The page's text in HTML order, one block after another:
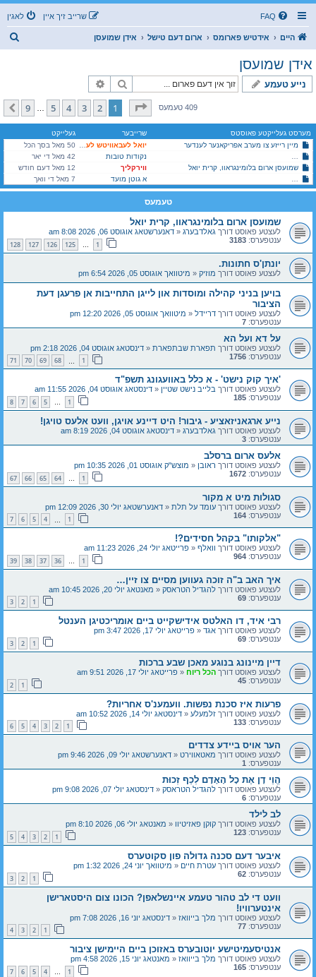
FAQ לאגין שרייב זיך איין
היים אידטיש פארומס ארום דעם טישל אידן שמועסן
אידן שמועסן
נייע טעמע זוך
409 טעמעס בלאט פון9
1
2
3
4
5
9
קומענדיגע
מערסט געלייקטע פאוסטס שרייבער
געלייקט
מיין רייזע צו מערב אפריקאנער לענדער
יואל לעבאוויטש לעיקוואד
50 מאל בסך הכל
לא עת לחשות! עס איז צייט צו לאזן הערן צעקת כלל ישראל!נקודות טובות
42 מאל די יאר
שמועסן ארום בלומינגראוו, קרית יואל
ווירקליך
12 מאל דעם חודש
בויען בניני קהילה ומוסדות און לייגן התחייבות אן פרעגן דעת הציבור
א גוטן מועד 7 מאל די וואך
טעמעס
שמועסן ארום בלומינגראוו, קרית יואל
לעצטע פאוסט דורך גאלדבערג « דאנערשטאג אוגוסט 06, 2026 8:08 am
ענטפערס: 3183
1
…
125
126
127
128
יונתן'ס חתונות.
לעצטע פאוסט דורך מוזיק « מיטוואך אוגוסט 05, 2026 6:54 pm
בויען בניני קהילה ומוסדות און לייגן התחייבות אן פרעגן דעת
הציבור
לעצטע פאוסט דורך דריידל « מיטוואך אוגוסט 05, 2026 12:20 pm
ענטפערס: 7
על דא ועל הא
לעצטע פאוסט דורך תפארת שבתפארת « דינסטאג אוגוסט 04, 2026 2:18 pm
ענטפערס: 1756
1
68
69
70
71
'איך קוק נישט' - א כלל באוועגונג תשפ"ד
לעצטע פאוסט דורך בלייב נישט שטיין « דינסטאג אוגוסט 04, 2026 11:55 am
ענטפערס: 185
1
…
5
6
7
8
נייע ארגאניזאציע - גיבור! היט דיינע אויגן, וועט אלעס טויגן!
לעצטע פאוסט דורך גאלדבערג « דינסטאג אוגוסט 04, 2026 8:19 am
ענטפערס: 3
אלעס ארום ברסלב
לעצטע פאוסט דורך ראובן « מוצש"ק אוגוסט 01, 2026 10:35 pm
ענטפערס: 1672
1
…
64
65
66
67
סגולות מיט א מקור
לעצטע פאוסט דורך עומד על תלת « דאנערשטאג יולי 30, 2026 12:09 pm
ענטפערס: 164
1
4
5
6
7
"אלקותו" בקהל חסידים?!
לעצטע פאוסט דורך וואלף « פרייטאג יולי 24, 2026 11:23 am
ענטפערס: 964
1
…
36
37
38
39
איך האב ב"ה זוכה געווען מסיים צו זיין…
לעצטע פאוסט דורך להגדיל הטראסק « מאנטאג יולי 20, 2026 10:45 am
ענטפערס: 69
1
2
3
רבי איד, דו האלטס אידישקייט ביים אומריכטיגן הענטל
לעצטע פאוסט דורך אגד « פרייטאג יולי 17, 2026 3:47 pm
ענטפערס: 69
1
2
3
דיין מיינונג בנוגע מאכן שבע ברכות
לעצטע פאוסט דורך הכל ריוח « פרייטאג יולי 17, 2026 9:51 am
ענטפערס: 45
1
2
פרעות איז סכנת נפשות. וועמענ'ס אחריות?
לעצטע פאוסט דורך זלמעלע « דינסטאג יולי 14, 2026 10:52 am
ענטפערס: 133
1
2
3
4
5
6
הער אויס ביידע צדדים
לעצטע פאוסט דורך מאטאווירט « דאנערשטאג יולי 09, 2026 9:46 pm
ענטפערס: 1
הֱוֵי דָן אֶת כָל הָאָדָם לְכַף זְכוּת
לעצטע פאוסט דורך להגדיל הטראסק « דינסטאג יולי 07, 2026 9:08 pm
ענטפערס: 6
לב לילד
לעצטע פאוסט דורך קוקן פאזיטיוו « מאנטאג יולי 06, 2026 8:10 pm
ענטפערס: 123
1
2
3
4
5
איבער דעם סכנה גדולה פון סקוטערס
לעצטע פאוסט דורך עטרת חיים « מיטוואך יוני 24, 2026 1:32 pm
ענטפערס: 62
1
2
3
וועט די לב טהור טעמע איינשלאפן? הכונו צום היסטארישן
אינטערוויו!
לעצטע פאוסט דורך מלך בייוואז « דינסטאג יוני 16, 2026 7:08 pm
ענטפערס: 77
1
2
3
4
אנטיסעמיטישע יוטובערס באזוכן ביים היימישן ציבור
לעצטע פאוסט דורך מלך בייוואז « מאנטאג יוני 15, 2026 4:58 pm
ענטפערס: 165
1
…
4
5
6
7